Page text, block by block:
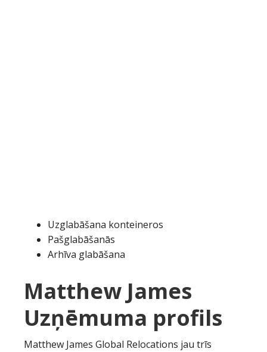
Uzglabāšana konteineros
Pašglabāšanās
Arhīva glabāšana
Matthew James
Uzņēmuma profils
Matthew James Global Relocations jau trīs